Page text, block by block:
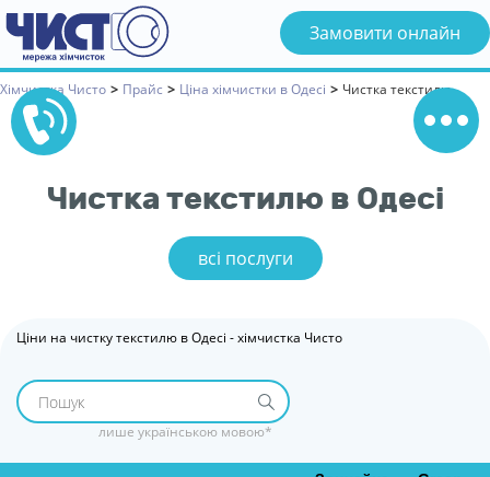
Замовити онлайн
Хімчистка Чисто > Прайс > Ціна хімчистки в Одесі > Чистка текстилю
Чистка текстилю в Одесі
сі послуги
Ціни на чистку текстилю в Одесі - хімчистка Чисто
лише українською мовою*